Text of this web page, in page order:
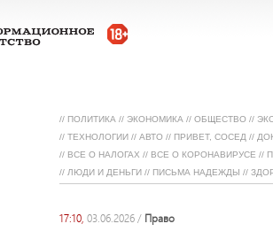
// ПОЛИТИКА // ЭКОНОМИКА // ОБЩЕСТВО //
// ТЕХНОЛОГИИ // АВТО // ПРИВЕТ, СОСЕД //
// ВСЕ О НАЛОГАХ // ВСЕ О КОРОНАВИРУСЕ //
// ЛЮДИ И ДЕНЬГИ // ПИСЬМА НАДЕЖДЫ //
17:10, 03.06.2026 / право